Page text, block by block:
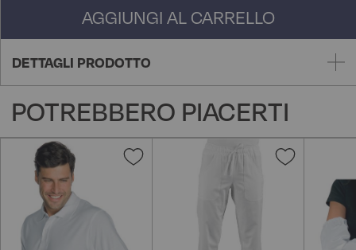
AGGIUNGI AL CARRELLO
DETTAGLI PRODOTTO
POTREBBERO PIACERTI
Aggiungi
Aggiungi
desideri